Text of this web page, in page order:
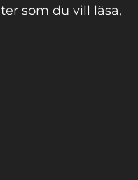
som du vill läsa,